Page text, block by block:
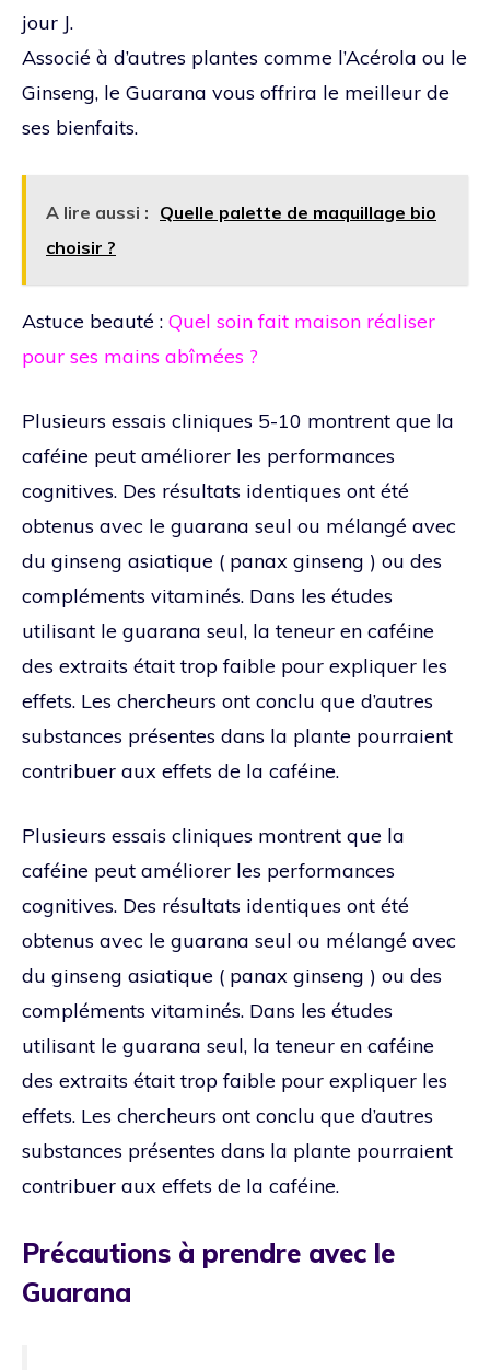
jour J.
Associé à d’autres plantes comme l’Acérola ou le
Ginseng, le Guarana vous offrira le meilleur de
ses bienfaits.
A lire aussi : Quelle palette de maquillage bio
choisir ?
Astuce beauté : Quel soin fait maison réaliser
pour ses mains abîmées ?
Plusieurs essais cliniques 5-10 montrent que la
caféine peut améliorer les performances
cognitives. Des résultats identiques ont été
obtenus avec le guarana seul ou mélangé avec
du ginseng asiatique ( panax ginseng ) ou des
compléments vitaminés. Dans les études
utilisant le guarana seul, la teneur en caféine
des extraits était trop faible pour expliquer les
effets. Les chercheurs ont conclu que d’autres
substances présentes dans la plante pourraient
contribuer aux effets de la caféine.
Plusieurs essais cliniques montrent que la
caféine peut améliorer les performances
cognitives. Des résultats identiques ont été
obtenus avec le guarana seul ou mélangé avec
du ginseng asiatique ( panax ginseng ) ou des
compléments vitaminés. Dans les études
utilisant le guarana seul, la teneur en caféine
des extraits était trop faible pour expliquer les
effets. Les chercheurs ont conclu que d’autres
substances présentes dans la plante pourraient
contribuer aux effets de la caféine.
Précautions à prendre avec le
Guarana